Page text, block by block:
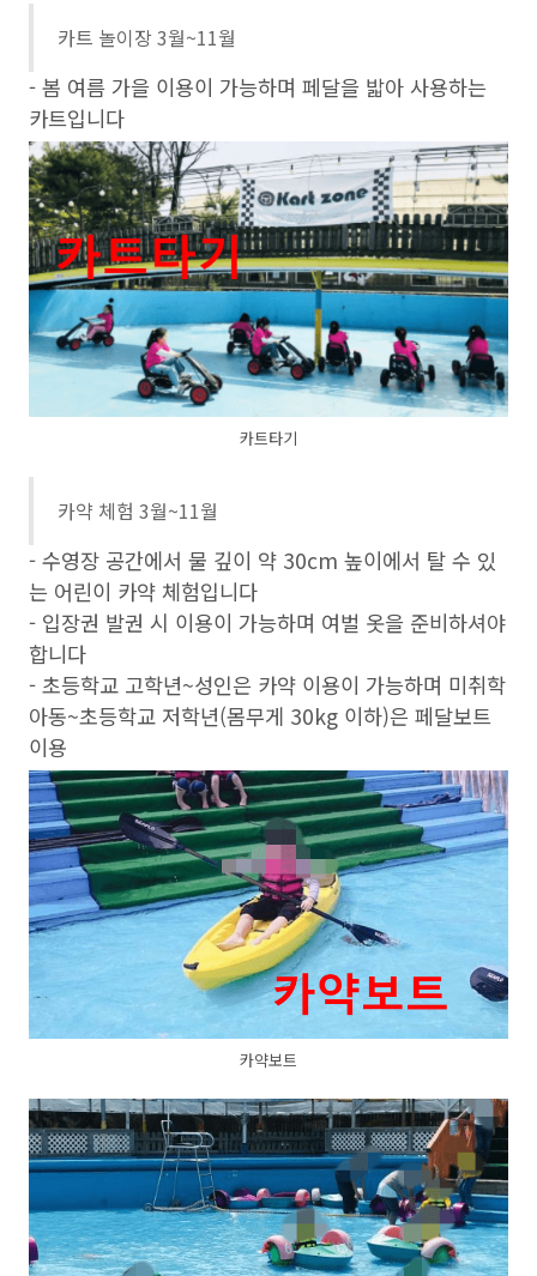
카트 놀이장 3월~11월
- 봄 여름 가을 이용이 가능하며 페달을 밟아 사용하는
카트입니다
카트타기
카약 체험 3월~11월
- 수영장 공간에서 물 깊이 약 30cm 높이에서 탈 수 있
는 어린이 카약 체험입니다
- 입장권 발권 시 이용이 가능하며 여벌 옷을 준비하셔야
합니다
- 초등학교 고학년~성인은 카약 이용이 가능하며 미취학
아동~초등학교 저학년(몸무게 30kg 이하)은 페달보트
이용
카약보트